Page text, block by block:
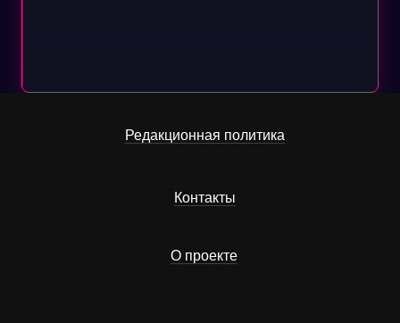
Редакционная политика
Контакты
О проекте